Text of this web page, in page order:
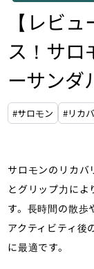
【レビ
ス！サロ
ーサンダ
#サロモン #リカ
サロモンのリカバ
とグリップ力によ
す。長時間の散歩
アクティビティ後
に最適です。